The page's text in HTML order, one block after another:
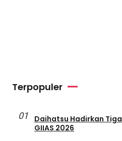
Terpopuler
01
Daihatsu Hadirkan Tiga Penyegaran Baru di
GIIAS 2026